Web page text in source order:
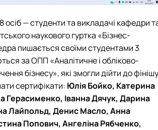
осіб — студенти та викладачі кафедри
наукового гуртка «Бізнес-
пишається своїми студентами 3
за ОПП «Аналітичне і обліково-
бізнесу», які змогли дійти до фінішу
сертифікати: Юлія Бойко, Катерина
Герасименко, Іванна Дячук, Дарина
Лайпольд, Денис Масло, Анна
Попович, Ангеліна Рябченко,